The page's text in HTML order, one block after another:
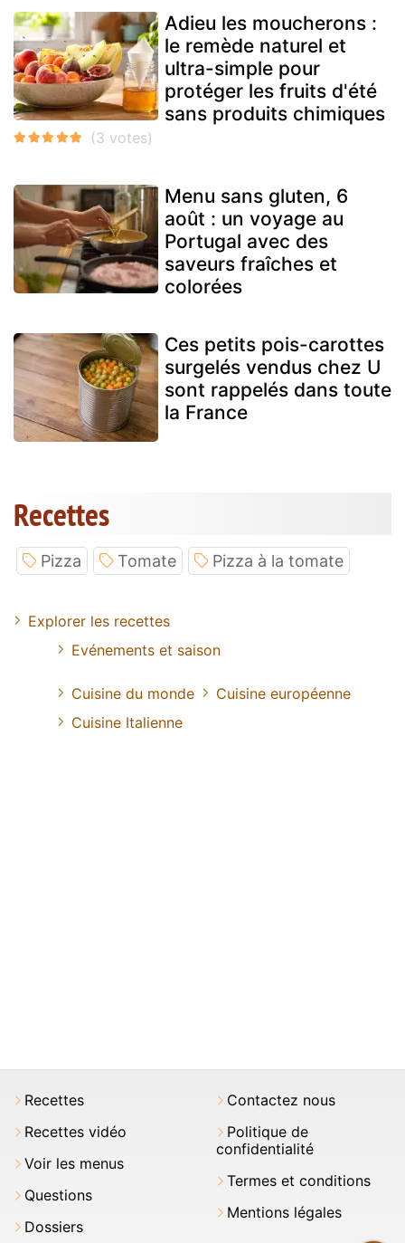
Adieu les moucherons :
le remède naturel et
ultra-simple pour
protéger les fruits d'été
sans produits chimiques
Menu sans gluten, 6
août : un voyage au
Portugal avec des
saveurs fraîches et
colorées
Ces petits pois-carottes
surgelés vendus chez U
sont rappelés dans toute
la France
Recettes
Pizza Tomate Pizza à la tomate
Explorer les recettes
Evénements et saison
Cuisine du monde
Cuisine européenne
Cuisine Italienne
Recettes
Recettes vidéo
Voir les menus
Questions
Dossiers
Contactez nous
Politique de
confidentialité
Termes et conditions
Mentions légales